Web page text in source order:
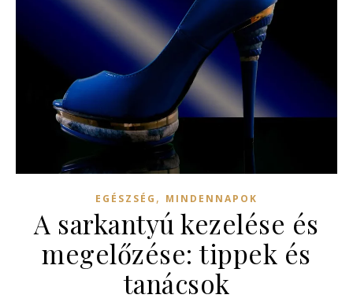
EGÉSZSÉG , MINDENNAPOK
A sarkantyú kezelése és
megelőzése: tippek és
tanácsok